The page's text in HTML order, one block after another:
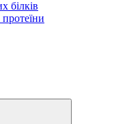
білків
протеїни